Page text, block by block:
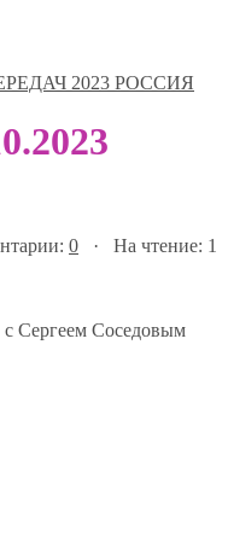
2023 РОССИЯ
0 · На чтение: 1
Сергеем Соседовым